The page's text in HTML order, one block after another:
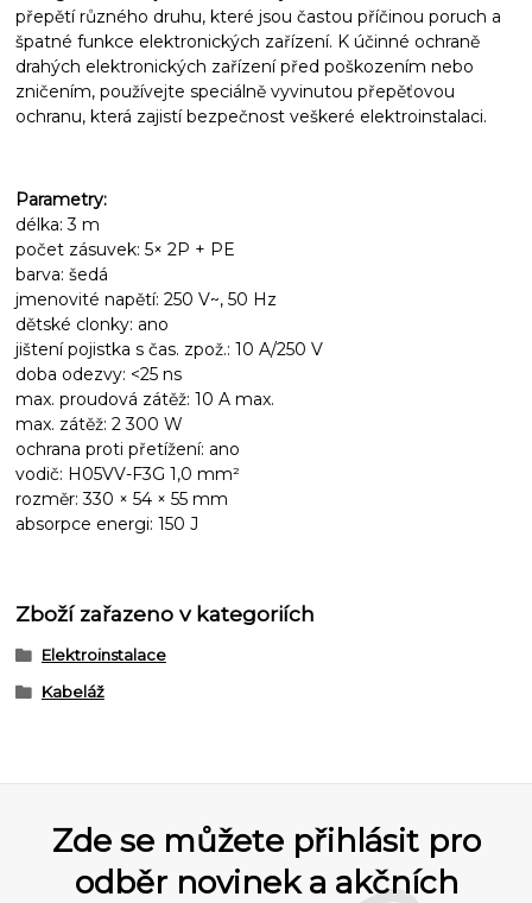
přepětí různého druhu, které jsou častou příčinou poruch a
špatné funkce elektronických zařízení. K účinné ochraně
drahých elektronických zařízení před poškozením nebo
zničením, používejte speciálně vyvinutou přepěťovou
ochranu, která zajistí bezpečnost veškeré elektroinstalaci.
Parametry:
délka: 3 m
počet zásuvek: 5× 2P + PE
barva: šedá
jmenovité napětí: 250 V~, 50 Hz
dětské clonky: ano
jištení pojistka s čas. zpož.: 10 A/250 V
doba odezvy: <25 ns
max. proudová zátěž: 10 A max.
max. zátěž: 2 300 W
ochrana proti přetížení: ano
vodič: H05VV-F3G 1,0 mm²
rozměr: 330 × 54 × 55 mm
absorpce energi: 150 J
Zboží zařazeno v kategoriích
Elektroinstalace
Kabeláž
Zde se můžete přihlásit pro
odběr novinek a akčních